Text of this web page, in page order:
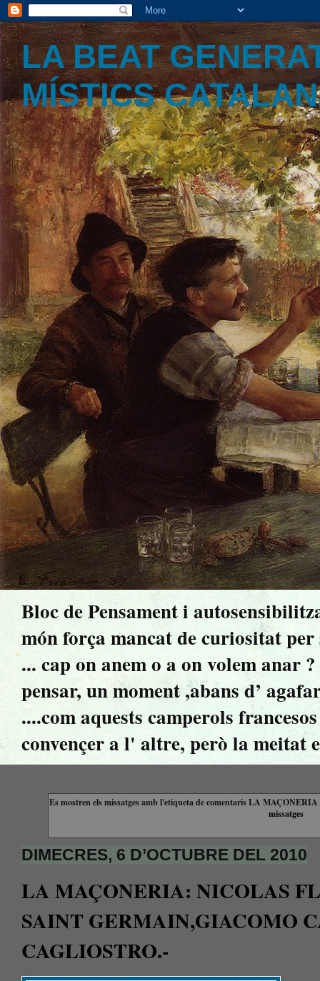
LA BEAT
MÍSTICS
Bloc de Pensament i
món força mancat de curiositat per
... cap on anem o a on volem anar
pensar, un moment ,abans d’
....com aquests camperols
convençer a l' altre, però la meitat
Es mostren els missatges amb l'etiqueta de comentarisLA MAÇONERIA
missatges
DIMECRES, 6 D’OCTUBRE DEL 2010
LA MAÇONERIA: NICOLAS
SAINT GERMAIN,GIACOMO
CAGLIOSTRO.-